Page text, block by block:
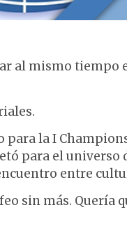
al mismo tiempo
la I
para el universo
entre
sin más. Quería